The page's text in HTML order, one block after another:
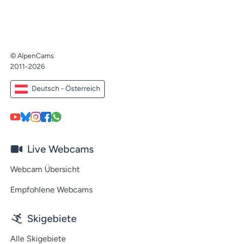
© AlpenCams
2011-2026
Deutsch - Österreich
Live Webcams
Webcam Übersicht
Empfohlene Webcams
Skigebiete
Alle Skigebiete